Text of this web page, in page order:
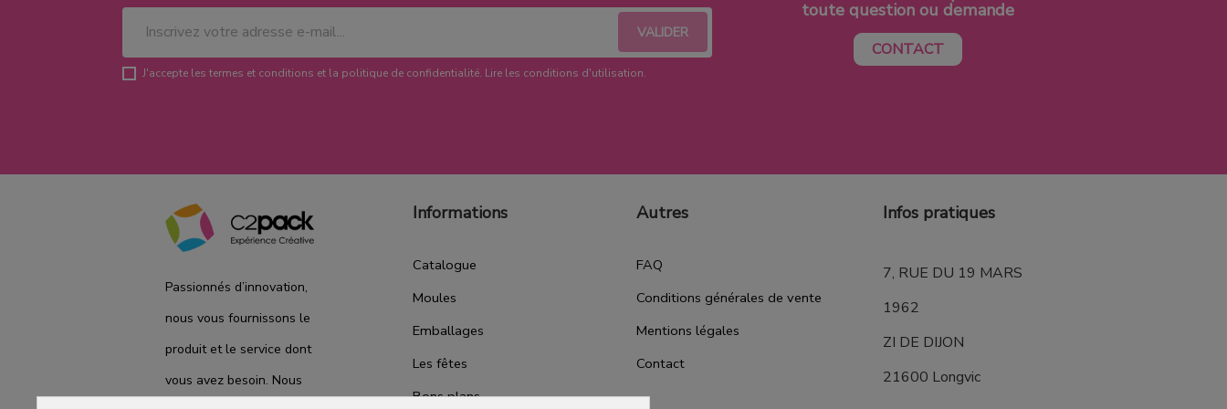
J'accepte les termes et conditions et la politique de confidentialité. Lire les conditions d'utilisation.
toute question ou demande
CONTACT
Passionnés d’innovation,
nous vous fournissons le
produit et le service dont
vous avez besoin. Nous
Informations
Catalogue
Moules
Emballages
Les fêtes
Bons plans
Autres
FAQ
Conditions générales de vente
Mentions légales
Contact
Infos pratiques
7, RUE DU 19 MARS
1962
ZI DE DIJON
21600 Longvic